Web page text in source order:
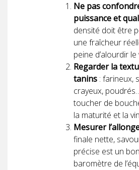
Ne pas
puissance et
densité doit être
une fraîcheur
peine d’alourdir le
Regarder la
tanins : farineux,
crayeux,
toucher de
la maturité et la
Mesurer
finale nette,
précise est un bon
baromètre de